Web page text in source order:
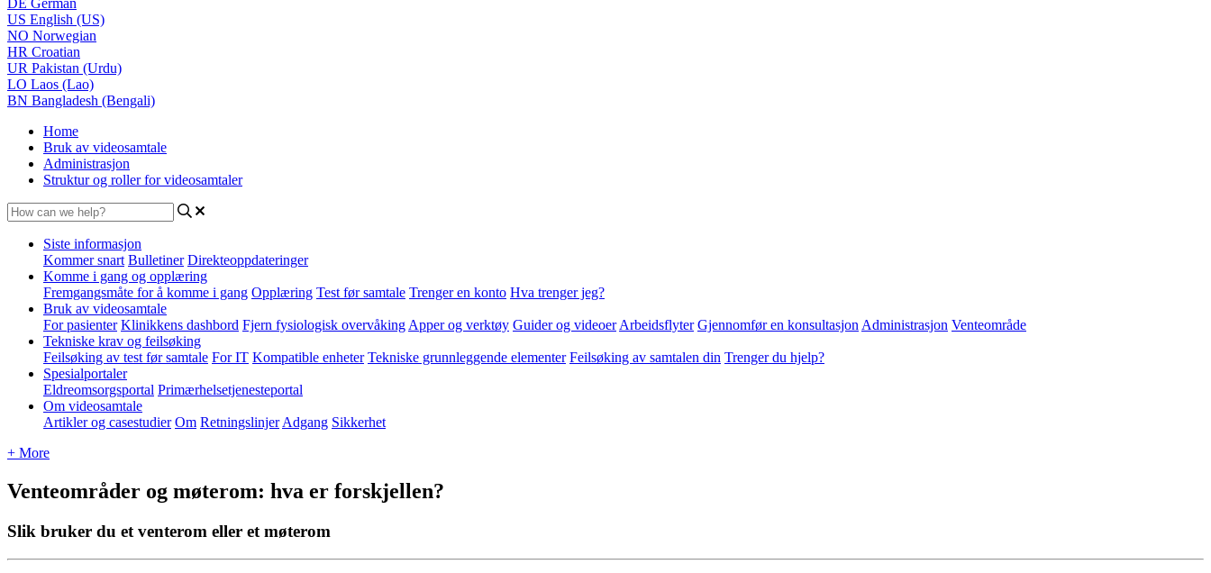
DE German
US English (US)
NO Norwegian
HR Croatian
UR Pakistan (Urdu)
LO Laos (Lao)
BN Bangladesh (Bengali)
Home
Bruk av videosamtale
Administrasjon
Struktur og roller for videosamtaler
Siste informasjon
Kommer snart Bulletiner Direkteoppdateringer
Komme i gang og opplæring
Fremgangsmåte for å komme i gang Opplæring Test før samtale Trenger en konto Hva trenger jeg?
Bruk av videosamtale
For pasienter Klinikkens dashbord Fjern fysiologisk overvåking Apper og verktøy Guider og videoer Arbeidsflyter Gjennomfør en konsultasjon Administrasjon Venteområde
Tekniske krav og feilsøking
Feilsøking av test før samtale For IT Kompatible enheter Tekniske grunnleggende elementer Feilsøking av samtalen din Trenger du hjelp?
Spesialportaler
Eldreomsorgsportal Primærhelsetjenesteportal
Om videosamtale
Artikler og casestudier Om Retningslinjer Adgang Sikkerhet
+ More
Venteområder og møterom: hva er forskjellen?
Slik bruker du et venterom eller et møterom